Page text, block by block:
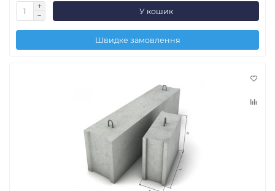
У кошик
Швидке замовлення